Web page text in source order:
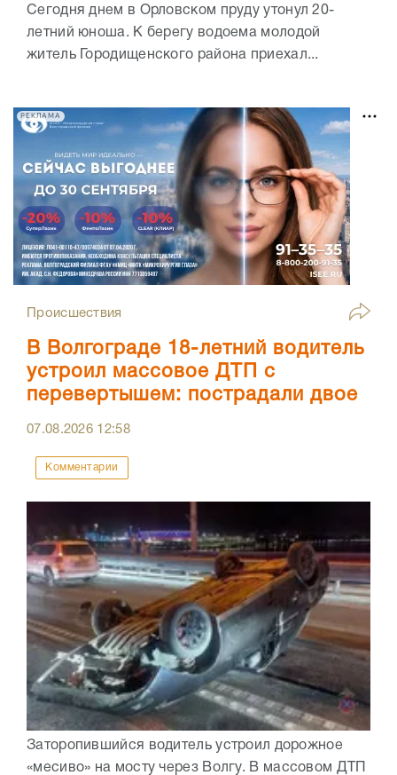
Сегодня днем в Орловском пруду утонул 20-
летний юноша. К берегу водоема молодой
житель Городищенского района приехал...
РЕКЛАМА
Происшествия
В Волгограде 18-летний водитель
устроил массовое ДТП с
перевертышем: пострадали двое
07.08.2026 12:58
Комментарии
Заторопившийся водитель устроил дорожное
«месиво» на мосту через Волгу. В массовом ДТП